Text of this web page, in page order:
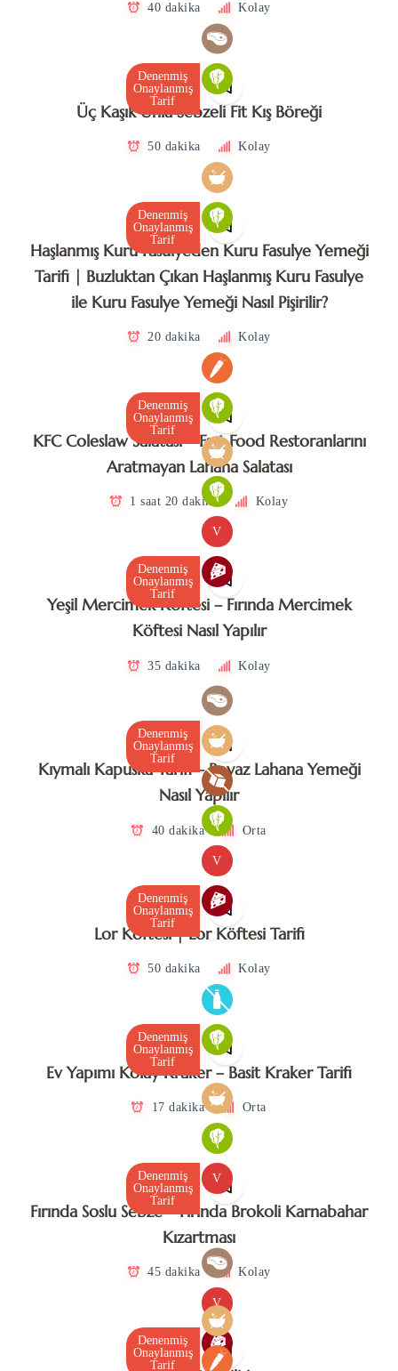
40 dakika Kolay
Denenmiş
Onaylanmış
Tarif
Üç Kaşık Unla Sebzeli Fit Kış Böreği
50 dakika Kolay
Denenmiş
Onaylanmış
Tarif
Haşlanmış Kuru Fasulyeden Kuru Fasulye Yemeği
Tarifi | Buzluktan Çıkan Haşlanmış Kuru Fasulye
ile Kuru Fasulye Yemeği Nasıl Pişirilir?
20 dakika Kolay
Denenmiş
Onaylanmış
Tarif
KFC Coleslaw Salatası – Fast Food Restoranlarını
Aratmayan Lahana Salatası
1 saat 20 dakika Kolay
Denenmiş
Onaylanmış
Tarif
V
Yeşil Mercimek Köftesi – Fırında Mercimek
Köftesi Nasıl Yapılır
35 dakika Kolay
Denenmiş
Onaylanmış
Tarif
Kıymalı Kapuska Tarifi – Beyaz Lahana Yemeği
Nasıl Yapılır
40 dakika Orta
Denenmiş
Onaylanmış
Tarif
V
Lor Köftesi | Lor Köftesi Tarifi
50 dakika Kolay
Denenmiş
Onaylanmış
Tarif
Ev Yapımı Kolay Kraker – Basit Kraker Tarifi
17 dakika Orta
Denenmiş
Onaylanmış
Tarif
V
Fırında Soslu Sebze – Fırında Brokoli Karnabahar
Kızartması
45 dakika Kolay
Denenmiş
Onaylanmış
Tarif
V